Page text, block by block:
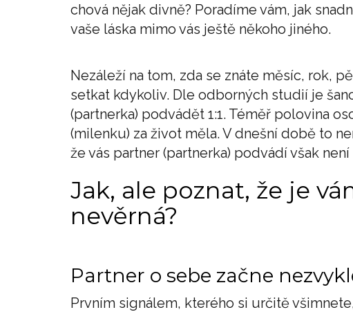
chová nějak divně? Poradíme vám, jak
vaše láska mimo vás ještě někoho jiného.
Nezáleží na tom, zda se znáte měsíc, rok,
setkat kdykoliv. Dle odborných studií je
(partnerka) podvádět 1:1. Téměř polovina
(milenku) za život měla. V dnešní době to
že vás partner (partnerka) podvádí však
Jak, ale poznat, že je
nevěrná?
Partner o sebe začne
Prvním signálem, kterého si určitě